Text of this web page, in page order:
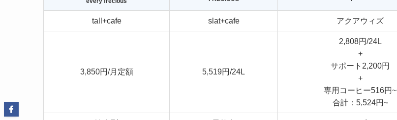
tall+cafe slat+cafe アクアウィズ
3,850円/月定額 5,519円/24L
2,808円/24L
+
サポート2,200円
+
専用コーヒー516円~
合計：5,524円~